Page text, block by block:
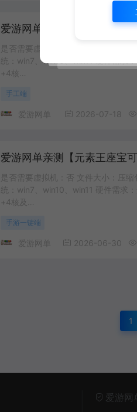
是否需要虚拟机：是 文件大小：压缩
统：win7、win10、win11 硬件需求：
+4核…
手工端
爱游网单 2026-07-18
是否需要虚拟机：否 文件大小：压缩
统：win7、win10、win11 硬件需求
+4核及…
手游一键端
爱游网单 2026-06-30
1
爱游网